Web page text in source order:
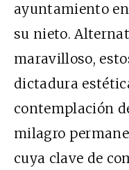
ayuntamiento
su nieto.
maravilloso,
dictadura
contemplación
milagro
cuya clave de